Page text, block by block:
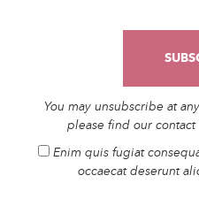
You may unsubscribe at
please find our
Enim quis fugiat
occaecat deserunt